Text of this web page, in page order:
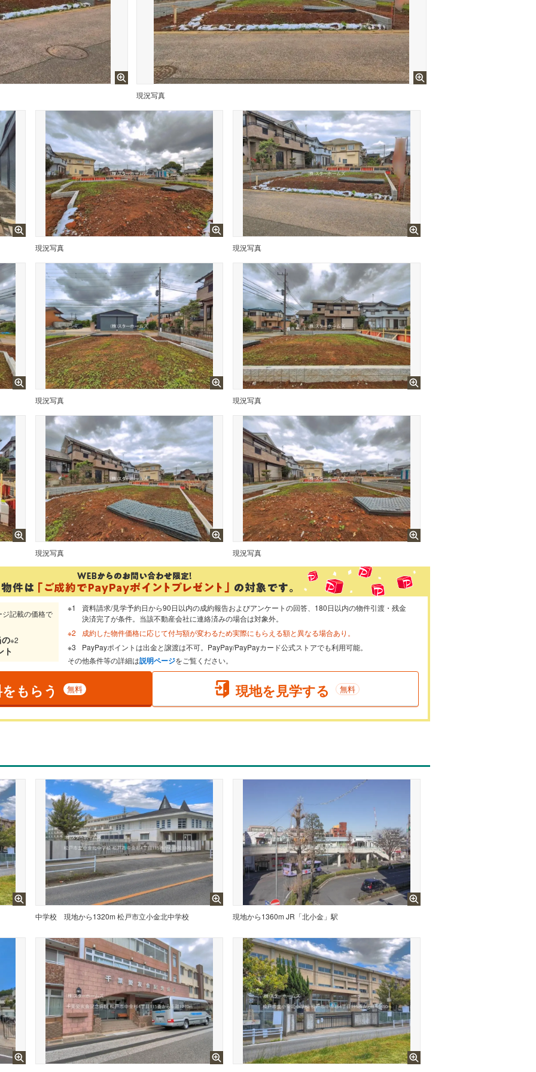
現況写真
現況写真 現況写真
現況写真 現況写真
現況写真 現況写真
記載の価格で
の※2
ト
資料請求/見学予約日から90日以内の成約報告およびアンケートの回答、180日以内の物件引渡・残金
決済完了が条件。当該不動産会社に連絡済みの場合は対象外。
成約した物件価格に応じて付与額が変わるため実際にもらえる額と異なる場合あり。
PayPayポイントは出金と譲渡は不可。PayPay/PayPayカード公式ストアでも利用可能。
その他条件等の詳細は説明ページをご覧ください。
もらう 無料 現地を見学する 無料
中学校 現地から1320m 松戸市立小金北中学校 現地から1360m JR「北小金」駅